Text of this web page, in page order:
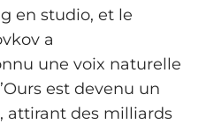
en studio, et le
a
une voix naturelle
est devenu un
attirant des milliards